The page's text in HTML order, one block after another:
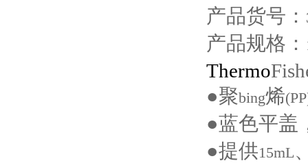
产品货号：
产品规格：
Thermo
●聚bing烯
●蓝色平盖
●提供15mL